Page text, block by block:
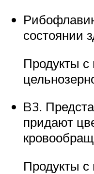
состоянии
Продукты с
B3.
придают
Продукты с